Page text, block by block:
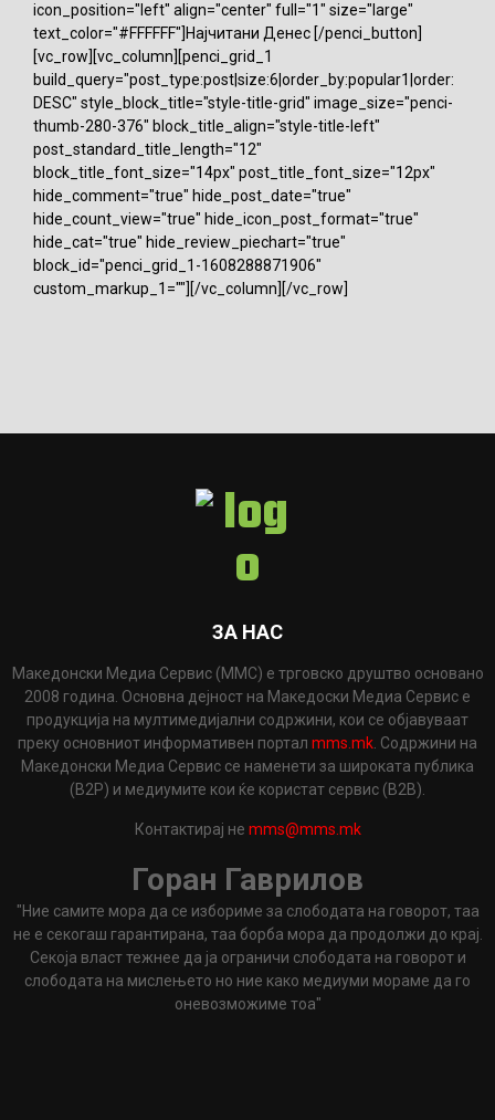
icon_position="left" align="center" full="1" size="large"
text_color="#FFFFFF"]Најчитани Денес [/penci_button]
[vc_row][vc_column][penci_grid_1
build_query="post_type:post|size:6|order_by:popular1|order:
DESC" style_block_title="style-title-grid" image_size="penci-
thumb-280-376" block_title_align="style-title-left"
post_standard_title_length="12"
block_title_font_size="14px" post_title_font_size="12px"
hide_comment="true" hide_post_date="true"
hide_count_view="true" hide_icon_post_format="true"
hide_cat="true" hide_review_piechart="true"
block_id="penci_grid_1-1608288871906"
custom_markup_1=""][/vc_column][/vc_row]
ЗА НАС
Македонски Медиа Сервис (ММС) е трговско друштво основано
2008 година. Основна дејност на Македоски Медиа Сервис е
продукција на мултимедијални содржини, кои се објавуваат
преку основниот информативен портал mms.mk . Содржини на
Македонски Медиа Сервис се наменети за широката публика
(B2P) и медиумите кои ќе користат сервис (B2B).
Контактирај не mms@mms.mk
Горан Гаврилов
"Ние самите мора да се избориме за слободата на говорот, таа
не е секогаш гарантирана, таа борба мора да продолжи до крај.
Секоја власт тежнее да ја ограничи слободата на говорот и
слободата на мислењето но ние како медиуми мораме да го
оневозможиме тоа"